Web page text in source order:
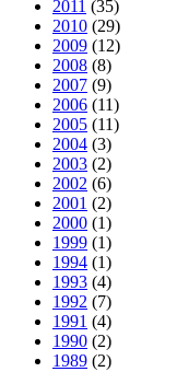
2011 (35)
2010 (29)
2009 (12)
2008 (8)
2007 (9)
2006 (11)
2005 (11)
2004 (3)
2003 (2)
2002 (6)
2001 (2)
2000 (1)
1999 (1)
1994 (1)
1993 (4)
1992 (7)
1991 (4)
1990 (2)
1989 (2)